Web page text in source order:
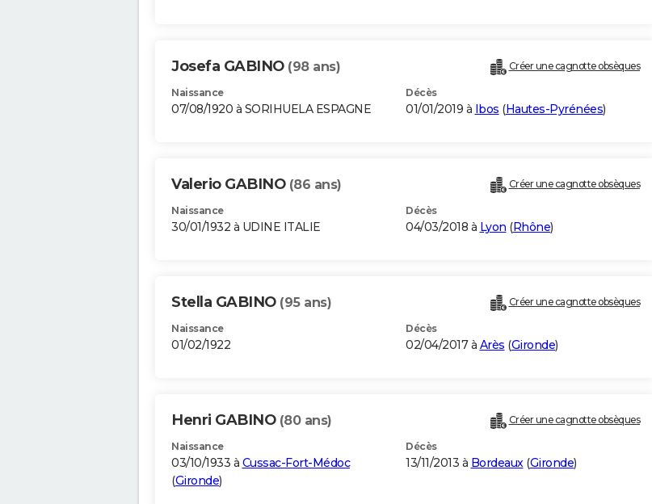
Josefa GABINO (98 ans) Créer une cagnotte obsèques
Naissance
07/08/1920 à SORIHUELA ESPAGNE
Décès
01/01/2019 à Ibos (Hautes-Pyrénées)
Valerio GABINO (86 ans) Créer une cagnotte obsèques
Naissance
30/01/1932 à UDINE ITALIE
Décès
04/03/2018 à Lyon (Rhône)
Stella GABINO (95 ans) Créer une cagnotte obsèques
Naissance
01/02/1922
Décès
02/04/2017 à Arès (Gironde)
Henri GABINO (80 ans) Créer une cagnotte obsèques
Naissance
03/10/1933 à Cussac-Fort-Médoc
(Gironde)
Décès
13/11/2013 à Bordeaux(Gironde)